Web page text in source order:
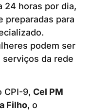
24 horas por dia,
preparadas para
podem ser
serviços da rede
CPI-9, Cel PM
Filho, o